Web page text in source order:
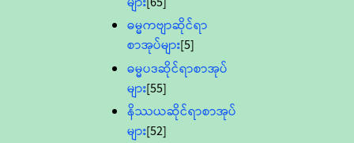
ဓမ္မကဗျာဆိုင်ရာ
စာအုပ်များ[5]
ဓမ္မပဒဆိုင်ရာစာအုပ်
များ[55]
နိဿယဆိုင်ရာစာအုပ်
များ[52]